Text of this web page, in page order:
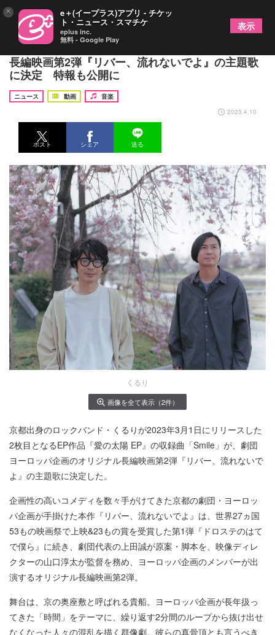
くるり、「Smile」がヨーロッパ企画のオリジナル
⻑編映画第2弾『リバー、流れないでよ』の主題歌
に決定 特報も公開に
ニュース 動画
音楽
2023.4.10
ポスト シェア 送る
くるり
画像を全て表示（2件）
京都出身のロックバンド・くるりが2023年3月1日にリリースした
2枚目となるEP作品『愛の太陽 EP』の収録曲「Smile」が、劇団
ヨーロッパ企画のオリジナル⻑編映画第2弾『リバー、流れないで
よ』の主題歌に決定した。
企画性の高いコメディを数々手がけてきた京都の劇団・ヨーロッ
パ企画が手掛けた本作『リバー、流れないでよ』は、世界27ヵ国
53もの映画祭で上映&23もの賞を受賞した第1弾『ドロステのはて
で僕ら』に続き、劇団代表の上田誠が原案・脚本を、映像ディレ
クターの山口淳太が監督を務め、ヨーロッパ企画のメンバーが出
演するオリジナル⻑編映画第2弾。
舞台は、京の奥座敷と呼ばれる貴船。ヨーロッパ企画が⻑年扱っ
てきた「時間」をテーマに、繰り返す2分間のループから抜け出せ
なくなった人々の混乱を描く群像劇。彼らの真骨頂とも言うべき
× e＋(イープラス)アプリ - チケッ
ト・ニュース・スマチケ
eplus inc.
無料 - Google Play
表示